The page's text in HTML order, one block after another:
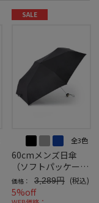
SALE
全3色
60cmメンズ日傘
（ソフトパッケージ
付）
価格： 3,289円 (税込)
5%off